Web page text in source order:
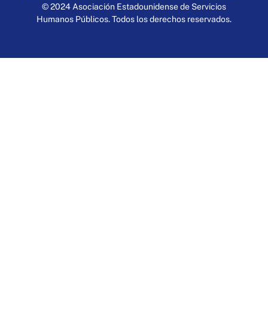
© 2024 Asociación Estadounidense de Servicios
Humanos Públicos. Todos los derechos reservados.